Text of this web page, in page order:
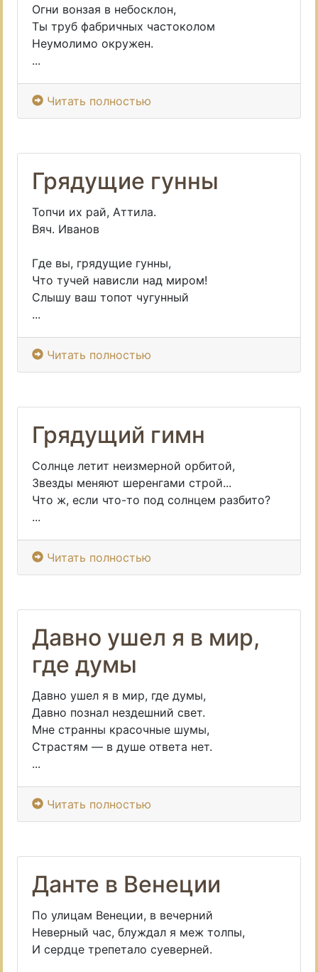
Огни вонзая в небосклон,
Ты труб фабричных частоколом
Неумолимо окружен.
...
Читать полностью
Грядущие гунны
Топчи их рай, Аттила.
Вяч. Иванов
Где вы, грядущие гунны,
Что тучей нависли над миром!
Слышу ваш топот чугунный
...
Читать полностью
Грядущий гимн
Солнце летит неизмерной орбитой,
Звезды меняют шеренгами строй...
Что ж, если что-то под солнцем разбито?
...
Читать полностью
Давно ушел я в мир,
где думы
Давно ушел я в мир, где думы,
Давно познал нездешний свет.
Мне странны красочные шумы,
Страстям — в душе ответа нет.
...
Читать полностью
Данте в Венеции
По улицам Венеции, в вечерний
Неверный час, блуждал я меж толпы,
И сердце трепетало суеверней.